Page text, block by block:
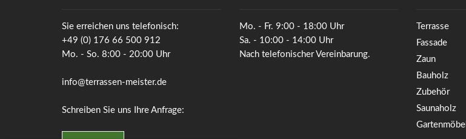
Sie erreichen uns telefonisch:
+49 (0) 176 66 500 912
Mo. - So. 8:00 - 20:00 Uhr
info@terrassen-meister.de
Schreiben Sie uns Ihre Anfrage:
Mo. - Fr. 9:00 - 18:00 Uhr
Sa. - 10:00 - 14:00 Uhr
Nach telefonischer Vereinbarung.
Terrasse
Fassade
Zaun
Bauholz
Zubehör
Saunaholz
Gartenmöbel